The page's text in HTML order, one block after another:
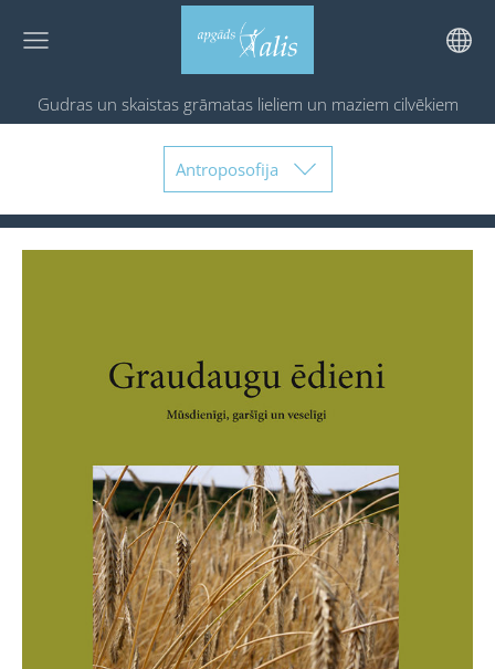
Gudras un skaistas grāmatas lieliem un maziem cilvēkiem
Antroposofija